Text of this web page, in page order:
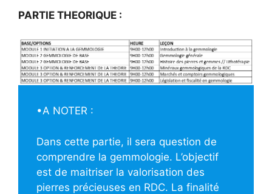
PARTIE THEORIQUE :
•A NOTER :
Dans cette partie, il sera question de
comprendre la gemmologie. L’objectif
est de maitriser la valorisation des
pierres précieuses en RDC. La finalité